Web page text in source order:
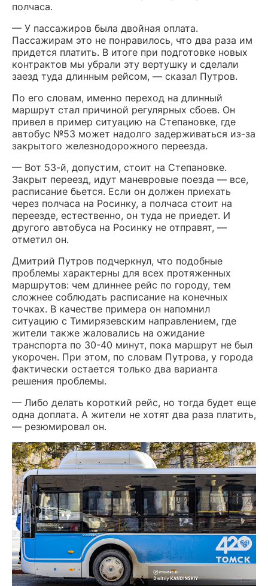
полчаса.
— У пассажиров была двойная оплата.
Пассажирам это не понравилось, что два раза им
придется платить. В итоге при подготовке новых
контрактов мы убрали эту вертушку и сделали
заезд туда длинным рейсом, — сказал Путров.
По его словам, именно переход на длинный
маршрут стал причиной регулярных сбоев. Он
привел в пример ситуацию на Степановке, где
автобус №53 может надолго задерживаться из-за
закрытого железнодорожного переезда.
— Вот 53-й, допустим, стоит на Степановке.
Закрыт переезд, идут маневровые поезда — все,
расписание бьется. Если он должен приехать
через полчаса на Росинку, а полчаса стоит на
переезде, естественно, он туда не приедет. И
другого автобуса на Росинку не отправят, —
отметил он.
Дмитрий Путров подчеркнул, что подобные
проблемы характерны для всех протяженных
маршрутов: чем длиннее рейс по городу, тем
сложнее соблюдать расписание на конечных
точках. В качестве примера он напомнил
ситуацию с Тимирязевским направлением, где
жители также жаловались на ожидание
транспорта по 30-40 минут, пока маршрут не был
укорочен. При этом, по словам Путрова, у города
фактически остается только два варианта
решения проблемы.
— Либо делать короткий рейс, но тогда будет еще
одна доплата. А жители не хотят два раза платить,
— резюмировал он.